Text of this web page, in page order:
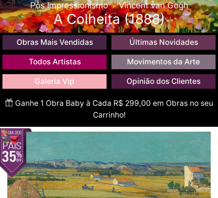
Pós Impressionismo
Vincent van Gogh
A Colheita (1888)
Obras Mais Vendidas Últimas Novidades
Todos Artistas Movimentos da Arte
Galeria Vip Opinião dos Clientes
Ganhe 1 Obra Baby à Cada R$ 299,00 em Obras no seu
Carrinho!